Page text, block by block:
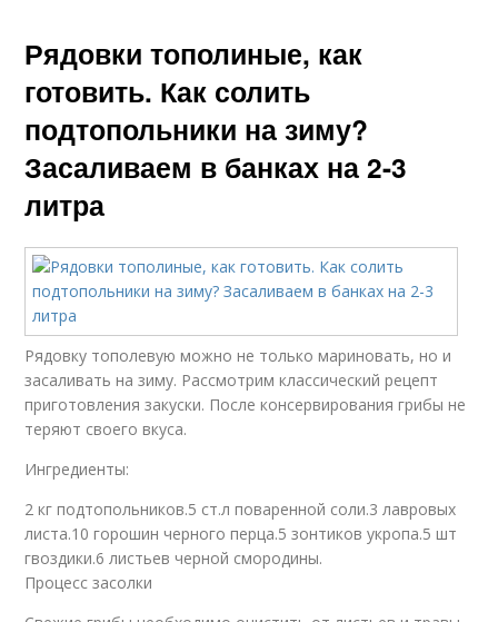
Рядовки тополиные, как
готовить. Как солить
подтопольники на зиму?
Засаливаем в банках на 2-3
литра
Рядовку тополевую можно не только мариновать, но и
засаливать на зиму. Рассмотрим классический рецепт
приготовления закуски. После консервирования грибы не
теряют своего вкуса.
Ингредиенты:
2 кг подтопольников.5 ст.л поваренной соли.3 лавровых
листа.10 горошин черного перца.5 зонтиков укропа.5 шт
гвоздики.6 листьев черной смородины.
Процесс засолки